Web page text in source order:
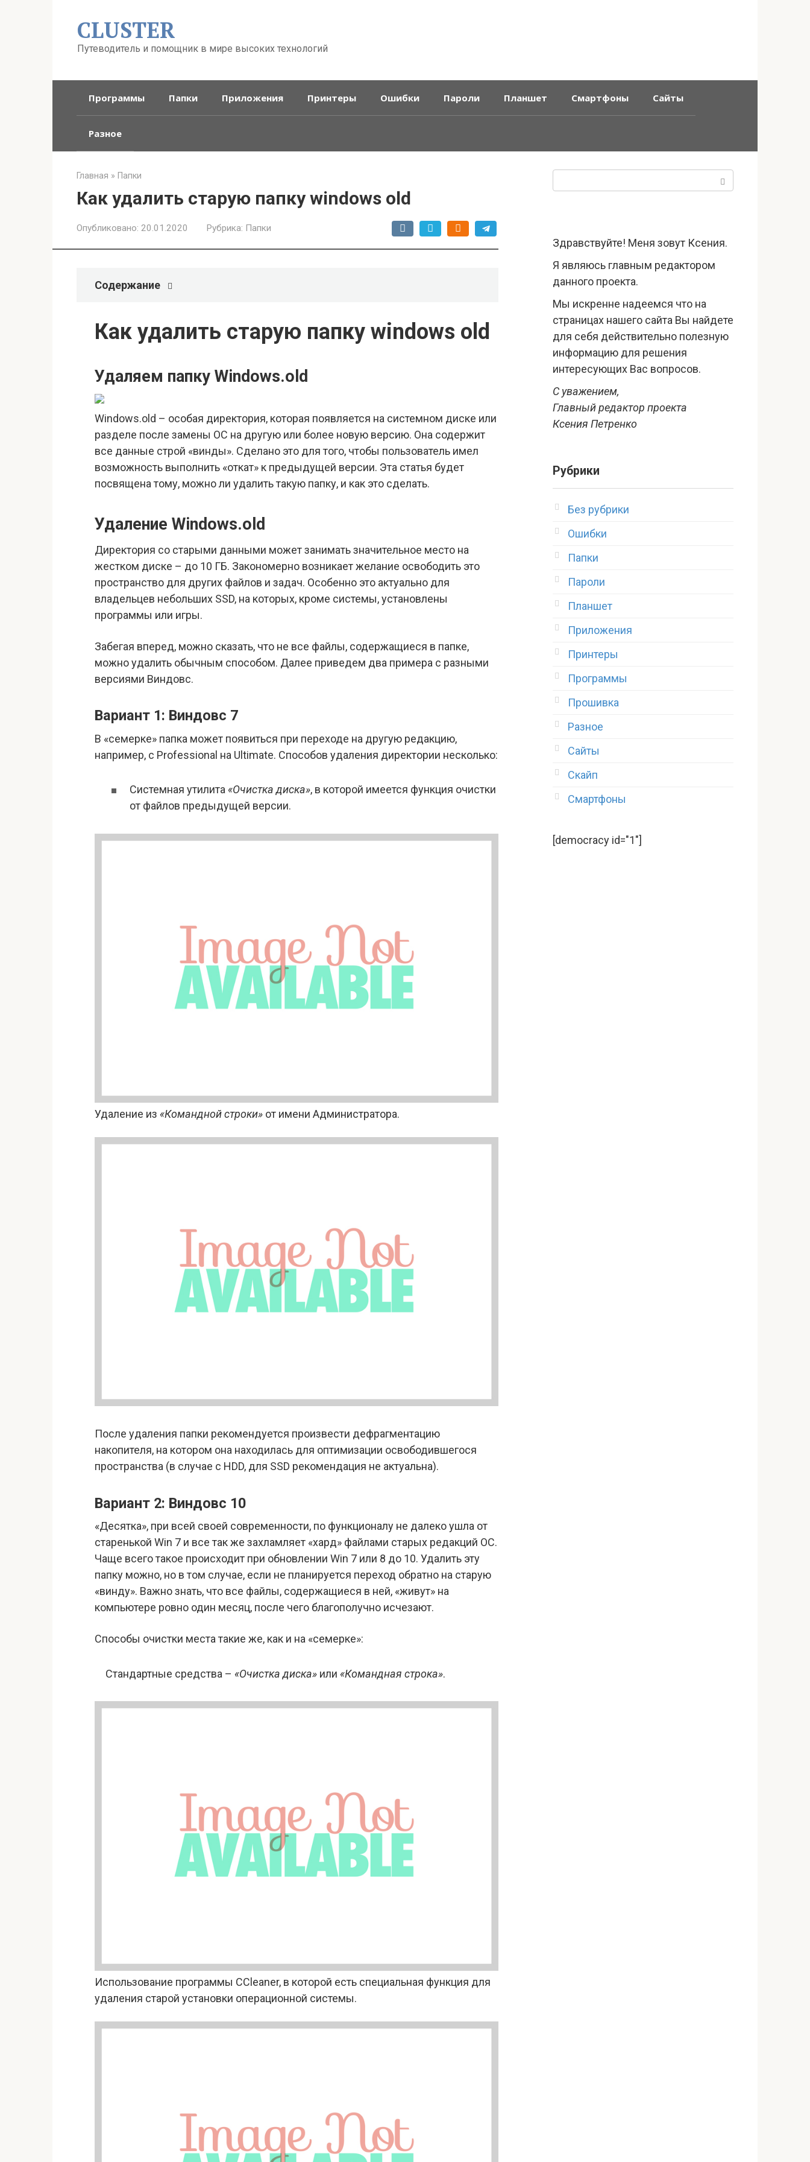
CLUSTER
Путеводитель и помощник в мире высоких технологий
Программы Папки Приложения Принтеры Ошибки Пароли Планшет Смартфоны Сайты
Разное
Главная » Папки
Как удалить старую папку windows old
Опубликовано: 20.01.2020 Рубрика: Папки
Содержание
Как удалить старую папку windows old
Удаляем папку Windows.old
Windows.old – особая директория, которая появляется на системном диске или
разделе после замены ОС на другую или более новую версию. Она содержит
все данные строй «винды». Сделано это для того, чтобы пользователь имел
возможность выполнить «откат» к предыдущей версии. Эта статья будет
посвящена тому, можно ли удалить такую папку, и как это сделать.
Удаление Windows.old
Директория со старыми данными может занимать значительное место на
жестком диске – до 10 ГБ. Закономерно возникает желание освободить это
пространство для других файлов и задач. Особенно это актуально для
владельцев небольших SSD, на которых, кроме системы, установлены
программы или игры.
Забегая вперед, можно сказать, что не все файлы, содержащиеся в папке,
можно удалить обычным способом. Далее приведем два примера с разными
версиями Виндовс.
Вариант 1: Виндовс 7
В «семерке» папка может появиться при переходе на другую редакцию,
например, с Professional на Ultimate. Способов удаления директории несколько:
Системная утилита «Очистка диска», в которой имеется функция очистки
от файлов предыдущей версии.
Удаление из «Командной строки» от имени Администратора.
После удаления папки рекомендуется произвести дефрагментацию
накопителя, на котором она находилась для оптимизации освободившегося
пространства (в случае с HDD, для SSD рекомендация не актуальна).
Вариант 2: Виндовс 10
«Десятка», при всей своей современности, по функционалу не далеко ушла от
старенькой Win 7 и все так же захламляет «хард» файлами старых редакций ОС.
Чаще всего такое происходит при обновлении Win 7 или 8 до 10. Удалить эту
папку можно, но в том случае, если не планируется переход обратно на старую
«винду». Важно знать, что все файлы, содержащиеся в ней, «живут» на
компьютере ровно один месяц, после чего благополучно исчезают.
Способы очистки места такие же, как и на «семерке»:
Стандартные средства – «Очистка диска» или «Командная строка».
Использование программы CCleaner, в которой есть специальная функция для
удаления старой установки операционной системы.
Здравствуйте! Меня зовут Ксения.
Я являюсь главным редактором
данного проекта.
Мы искренне надеемся что на
страницах нашего сайта Вы найдете
для себя действительно полезную
информацию для решения
интересующих Вас вопросов.
С уважением,
Главный редактор проекта
Ксения Петренко
Рубрики
Без рубрики
Ошибки
Папки
Пароли
Планшет
Приложения
Принтеры
Программы
Прошивка
Разное
Сайты
Скайп
Смартфоны
[democracy id="1"]